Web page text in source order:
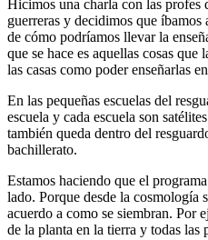
Hicimos una charla con las profes
guerreras y decidimos que
de cómo podríamos llevar la
que se hace es aquellas cosas que
las casas como poder enseñarlas
En las pequeñas escuelas del
escuela y cada escuela son
también queda dentro del
bachillerato.
Estamos haciendo que el
lado. Porque desde la cosmología
acuerdo a como se siembran. Por
de la planta en la tierra y todas las